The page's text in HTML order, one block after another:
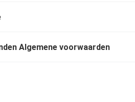
Algemene voorwaarden